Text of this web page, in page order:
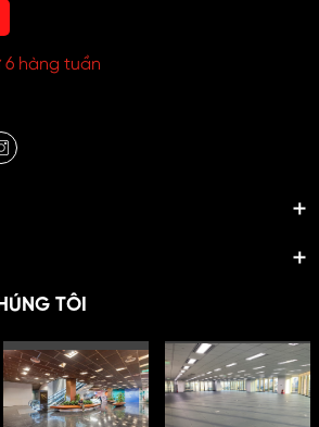
6 hàng tuần
TÔI